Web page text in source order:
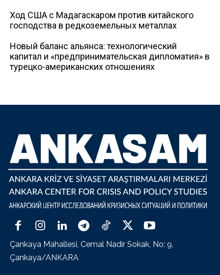
Ход США с Мадагаскаром против китайского
господства в редкоземельных металлах
Новый баланс альянса: технологический
капитал и «предпринимательская дипломатия» в
турецко-американских отношениях
Çankaya Mahallesi, Cemal Nadir Sokak, No: 9,
Çankaya/ANKARA